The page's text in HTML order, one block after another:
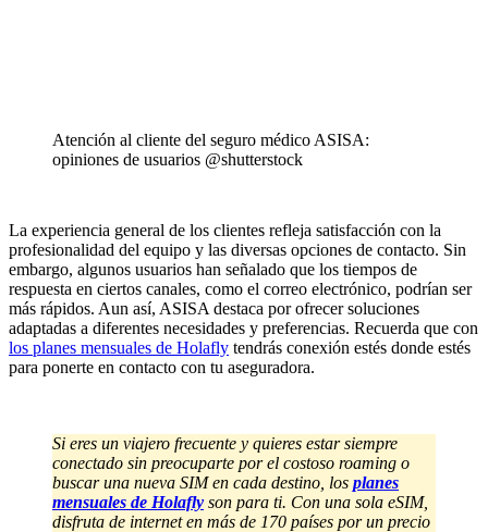
Atención al cliente del seguro médico ASISA:
opiniones de usuarios @shutterstock
La experiencia general de los clientes refleja satisfacción con la
profesionalidad del equipo y las diversas opciones de contacto. Sin
embargo, algunos usuarios han señalado que los tiempos de
respuesta en ciertos canales, como el correo electrónico, podrían ser
más rápidos. Aun así, ASISA destaca por ofrecer soluciones
adaptadas a diferentes necesidades y preferencias. Recuerda que con
los planes mensuales de Holafly tendrás conexión estés donde estés
para ponerte en contacto con tu aseguradora.
Si eres un viajero frecuente y quieres estar siempre
conectado sin preocuparte por el costoso roaming o
buscar una nueva SIM en cada destino, los planes
mensuales de Holafly son para ti. Con una sola eSIM,
disfruta de internet en más de 170 países por un precio